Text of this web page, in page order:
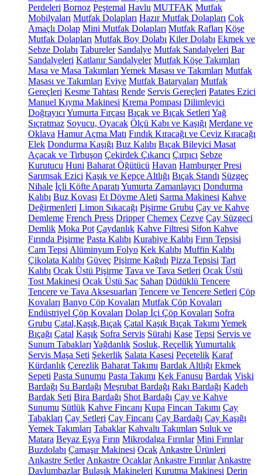
Perdeleri Bornoz Peştemal Havlu MUTFAK Mutfak
Mobilyaları Mutfak Dolapları Hazır Mutfak Dolapları Çok
Amaçlı Dolap Mini Mutfak Dolapları Mutfak Rafları Köşe
Mutfak Dolapları Mutfak Boy Dolabı Kiler Dolabı Ekmek ve
Sebze Dolabı Tabureler Sandalye Mutfak Sandalyeleri Bar
Sandalyeleri Katlanır Sandalyeler Mutfak Köşe Takımları
Masa ve Masa Takımları Yemek Masası ve Takımları Mutfak
Masası ve Takımları Eviye Mutfak Bataryaları Mutfak
Gereçleri Kesme Tahtası Rende Servis Gereçleri Patates Ezici
Manuel Kıyma Makinesi Krema Pompası Dilimleyici
Doğrayıcı Yumurta Fırçası Bıçak ve Bıçak Setleri Yağ
Sıçratmaz Soyucu, Oyacak Ölçü Kabı ve Kaşığı Merdane ve
Oklava Hamur Açma Matı Fındık Kıracağı ve Ceviz Kıracağı
Elek Dondurma Kaşığı Buz Kalıbı Bıçak Bileyici Masat
Açacak ve Tirbuşon Çekirdek Çıkarıcı Çırpıcı Sebze
Kurutucu Huni Baharat Öğütücü Havan Hamburger Presi
Sarımsak Ezici Kaşık ve Kepçe Altlığı Bıçak Standı Süzgeç
Nihale İçli Köfte Aparatı Yumurta Zamanlayıcı Dondurma
Kalıbı Buz Kovası Et Dövme Aleti Sarma Makinesi Kahve
Değirmenleri Limon Sıkacağı Pişirme Grubu Çay ve Kahve
Demleme French Press Dripper Chemex Cezve Çay Süzgeci
Demlik Moka Pot Çaydanlık Kahve Filtresi Sifon Kahve
Fırında Pişirme Pasta Kalıbı Kurabiye Kalıbı Fırın Tepsisi
Cam Tepsi Alüminyum Folyo Kek Kalıbı Muffin Kalıbı
Çikolata Kalıbı Güveç Pişirme Kağıdı Pizza Tepsisi Tart
Kalıbı Ocak Üstü Pişirme Tava ve Tava Setleri Ocak Üstü
Tost Makinesi Ocak Üstü Sac Sahan Düdüklü Tencere
Tencere ve Tava Aksesuarları Tencere ve Tencere Setleri Çöp
Kovaları Banyo Çöp Kovaları Mutfak Çöp Kovaları
Endüstriyel Çöp Kovaları Dolap İçi Çöp Kovaları Sofra
Grubu Çatal,Kaşık,Bıçak Çatal Kaşık Bıçak Takımı Yemek
Bıçağı Çatal Kaşık Sofra Servis Sürahi Kase Tepsi Servis ve
Sunum Tabakları Yağdanlık Sosluk, ReçellikYumurtalık
Servis Maşa Seti Şekerlik Salata Kasesi Peçetelik Karaf
Kürdanlık Çerezlik Baharat Takımı Bardak Altlığı Ekmek
Sepeti Pasta Sunumu Pasta Takımı Kek Fanusu Bardak Viski
Bardağı Su Bardağı Meşrubat Bardağı Rakı Bardağı Kadeh
Bardak Seti Bira Bardağı Shot Bardağı Çay ve Kahve
Sunumu Sütlük Kahve Fincanı Kupa Fincan Takımı Çay
Tabakları Çay Setleri Çay Fincanı Çay Bardağı Çay Kaşığı
Yemek Takımları Tabaklar Kahvaltı Takımları Suluk ve
Matara Beyaz Eşya Fırın Mikrodalga Fırınlar Mini Fırınlar
Buzdolabı Çamaşır Makinesi Ocak Ankastre Ürünleri
Ankastre Setler Ankastre Ocaklar Ankastre Fırınlar Ankastre
Davlumbazlar Bulaşık Makineleri Kurutma Makinesi Derin